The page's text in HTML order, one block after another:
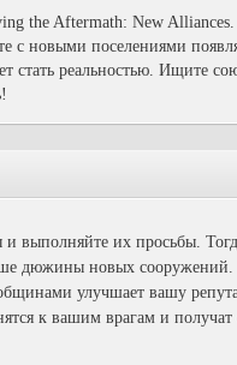
the Aftermath: New Alliances.
с новыми поселениями
реальностью. Ищите
выполняйте их просьбы.
дюжины новых сооружений.
улучшает вашу
к вашим врагам и